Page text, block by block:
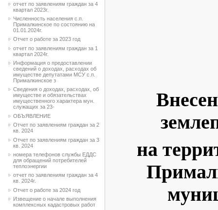
отчет по заявлениям граждан за 4
квартал 2023г.
Численность населения с.п.
Прималкинское по состоянию на
01.01.2024г.
Отчет о работе за 2023 год
отчет по заявлениям граждан за 1
квартал 2024г.
Информация о предоставлении
сведений о доходах, расходах об
имуществе депутатами МСУ с.п.
Прималкинское з
Сведения о доходах, расходах, об
имуществе и обязательствах
имущественного характера мун.
служащих за 23-
ОБЪЯВЛЕНИЕ
Отчет по заявлениям граждан за 2
кв. 2024
Отчет по заявлениям граждан за 3
кв. 2024
номера телефонов службы ЕДДС
для обращений потребителей
теплоэнергии
отчет по заявлениям граждан за 4
кв. 2024г.
Отчет о работе за 2024 год
Извещение о начале выполнения
комплексных кадастровых работ
на